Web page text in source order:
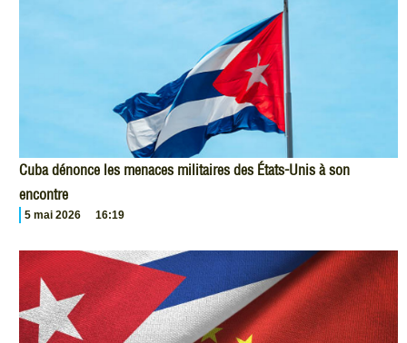
Cuba dénonce les menaces militaires des États-Unis à son
encontre
5 mai 2026 16:19